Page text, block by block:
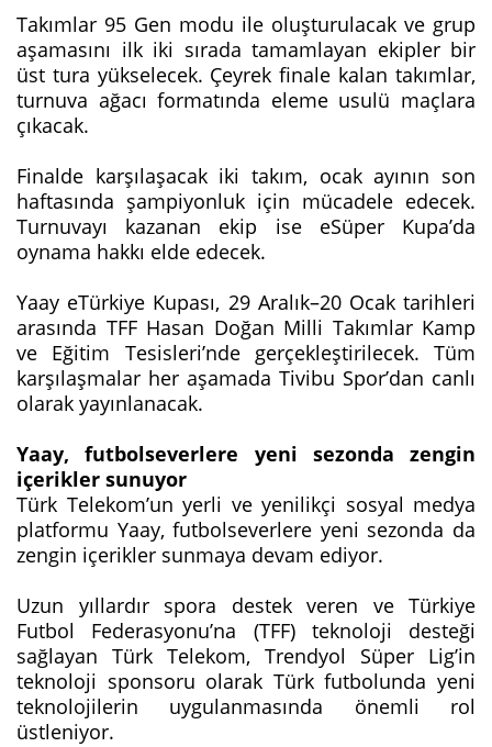
Takımlar 95 Gen modu ile oluşturulacak ve grup
aşamasını ilk iki sırada tamamlayan ekipler bir
üst tura yükselecek. Çeyrek finale kalan takımlar,
turnuva ağacı formatında eleme usulü maçlara
çıkacak.
Finalde karşılaşacak iki takım, ocak ayının son
haftasında şampiyonluk için mücadele edecek.
Turnuvayı kazanan ekip ise eSüper Kupa’da
oynama hakkı elde edecek.
Yaay eTürkiye Kupası, 29 Aralık–20 Ocak tarihleri
arasında TFF Hasan Doğan Milli Takımlar Kamp
ve Eğitim Tesisleri’nde gerçekleştirilecek. Tüm
karşılaşmalar her aşamada Tivibu Spor’dan canlı
olarak yayınlanacak.
Yaay, futbolseverlere yeni sezonda zengin
içerikler sunuyor
Türk Telekom’un yerli ve yenilikçi sosyal medya
platformu Yaay, futbolseverlere yeni sezonda da
zengin içerikler sunmaya devam ediyor.
Uzun yıllardır spora destek veren ve Türkiye
Futbol Federasyonu’na (TFF) teknoloji desteği
sağlayan Türk Telekom, Trendyol Süper Lig’in
teknoloji sponsoru olarak Türk futbolunda yeni
teknolojilerin uygulanmasında önemli rol
üstleniyor.